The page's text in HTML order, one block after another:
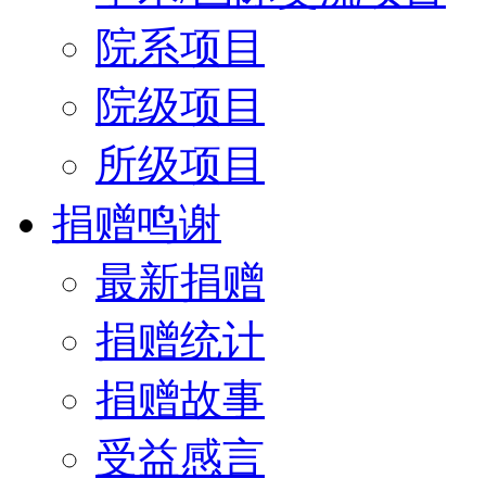
院系项目
院级项目
所级项目
捐赠鸣谢
最新捐赠
捐赠统计
捐赠故事
受益感言